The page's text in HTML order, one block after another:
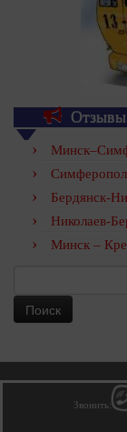
Отзывы
Бердянск-
Николаев-
Минск –
Звонить: